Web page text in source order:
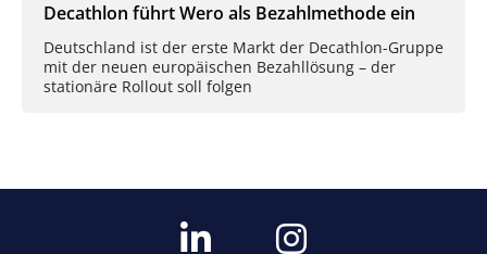
Decathlon führt Wero als Bezahlmethode ein
Deutschland ist der erste Markt der Decathlon-Gruppe
mit der neuen europäischen Bezahllösung – der
stationäre Rollout soll folgen